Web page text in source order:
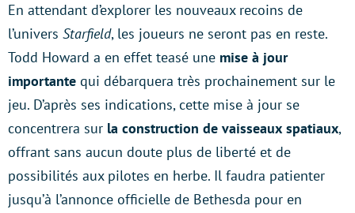
En attendant d’explorer les nouveaux recoins de
l’univers Starfield, les joueurs ne seront pas en reste.
Todd Howard a en effet teasé une mise à jour
importante qui débarquera très prochainement sur le
jeu. D’après ses indications, cette mise à jour se
concentrera sur la construction de vaisseaux spatiaux,
offrant sans aucun doute plus de liberté et de
possibilités aux pilotes en herbe. Il faudra patienter
jusqu’à l’annonce officielle de Bethesda pour en